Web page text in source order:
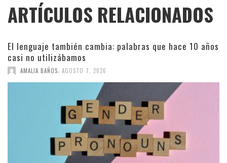
ARTÍCULOS RELACIONADOS
El lenguaje también cambia: palabras que hace 10 años
casi no utilizábamos
AMALIA BAÑOS AGOSTO 7, 2026